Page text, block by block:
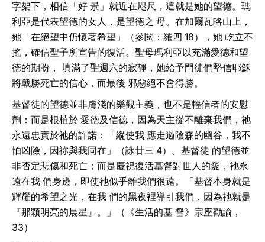
字架下，相信「好 景」就近在咫尺，這就是她的望德。瑪
利亞是代表望德的女人，是望德之 母。在加爾瓦略山上，
她「在絕望中仍懷著希望」（參閱：羅四 18），她 屹立不
搖，確信聖子所宣告的復活。聖母瑪利亞以充滿愛德和望
德的期盼， 填滿了聖週六的寂靜，她給予門徒們堅信耶穌
將戰勝死亡的信心，而最後 邪惡絕不會得勝。
基督徒的望德並非膚淺的樂觀主義，也不是輕信者的安慰
劑：而是根植於 愛德及信德，因為天主從不離棄我們，祂
永遠忠實於祂的許諾：「縱使我 應走過陰森的幽谷，我不
怕凶險，因祢與我同在」（詠廿三 4）。基督徒 的望德並
非否定悲傷和死亡；而是慶祝復活基督對世人的愛，祂永
遠在我 們身邊，即使祂似乎離我們很遠。「基督本身就是
輝耀的希望之光，在我 們的黑夜裡導引我們，因為祂就是
『那顆明亮的晨星』。」（《生活的基 督》宗座勸諭，
33）